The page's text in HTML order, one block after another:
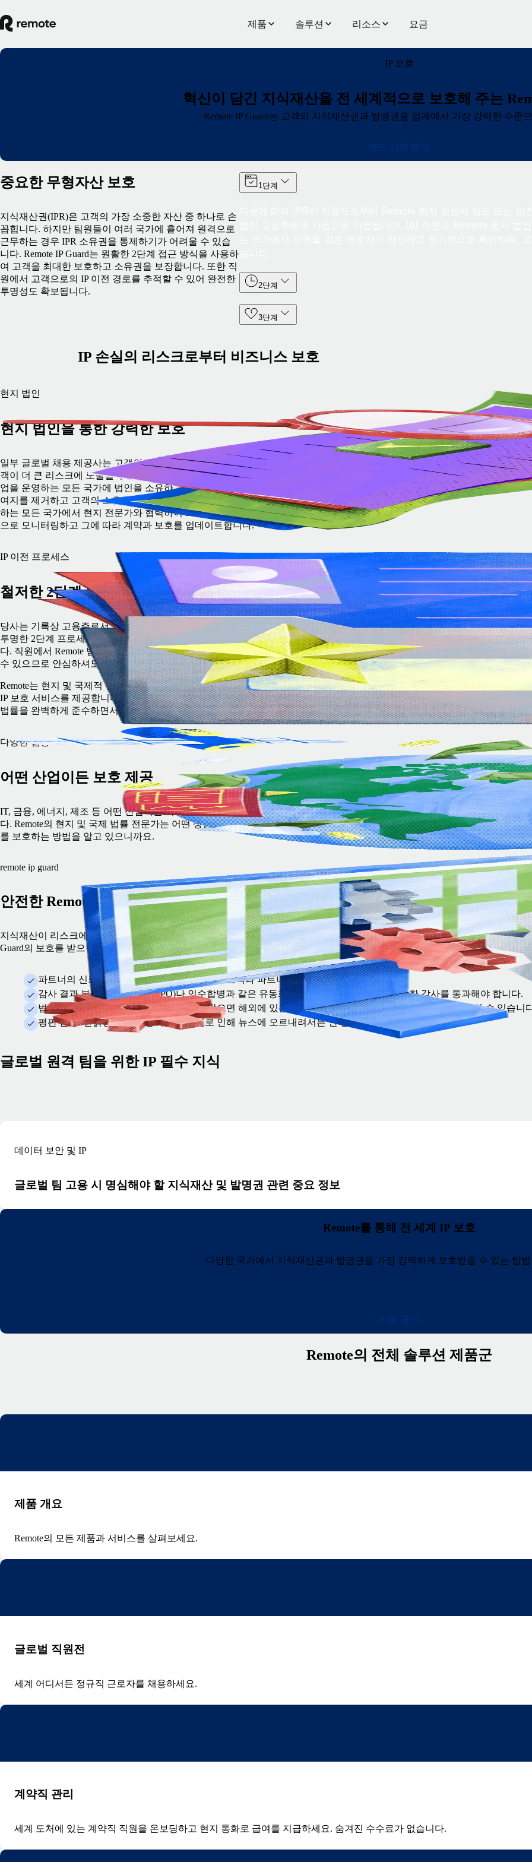
제품 솔루션 리소스 요금
IP 보호
혁신이 담긴 지식재산을 전 세계적으로 보호해 주는
Remote IP Guard는 고객의 지식재산권과 발명권을 업계에서 가장 강력한 수준
데모 시연 예약
중요한 무형자산 보호
지식재산권(IPR)은 고객의 가장 소중한 자산 중 하나로 손
꼽힙니다. 하지만 팀원들이 여러 국가에 흩어져 원격으로
근무하는 경우 IPR 소유권을 통제하기가 어려울 수 있습
니다. Remote IP Guard는 원활한 2단계 접근 방식을 사용하
여 고객을 최대한 보호하고 소유권을 보장합니다. 또한 직
원에서 고객으로의 IP 이전 경로를 추적할 수 있어 완전한
투명성도 확보됩니다.
1단계
2단계
3단계
IP 손실의 리스크로부터 비즈니스 보호
현지 법인
현지 법인을 통한 강력한 보호
일부 글로벌 채용 제공사는 고객의 IP를 자사 파트너에 전달하여 고
객이 더 큰 리스크에 노출될 수 있지만 Remote는 다릅니다. 당사는 사
업을 운영하는 모든 국가에 법인을 소유하고 있어 IP 리스크가 발생할
여지를 제거하고 고객의 소유권을 보장합니다. Remote는 사업을 운영
하는 모든 국가에서 현지 전문가와 협력하여 IP 법률의 변화를 지속적
으로 모니터링하고 그에 따라 계약과 보호를 업데이트합니다.
IP 이전 프로세스
철저한 2단계 이전
당사는 기록상 고용주로서 고객을 대신해 직원을 채용할 때 안전하고
투명한 2단계 프로세스를 통해 고객의 IPR을 고객에게 직접 이전합니
다. 직원에서 Remote 법인, 고객에 이르는 IP 이전 과정을 쉽게 추적할
수 있으므로 안심하셔도 좋습니다.
Remote는 현지 및 국제적 전문성을 바탕으로 모든 국가에서 포괄적인
IP 보호 서비스를 제공합니다. 따라서 고객은 직원이 근무하는 국가의
법률을 완벽하게 준수하면서 IP 소유권을 완전히 확보할 수 있습니다.
다양한 업종
어떤 산업이든 보호 제공
IT, 금융, 에너지, 제조 등 어떤 산업이든 지식재산을 보호해 드립니
다. Remote의 현지 및 국제 법률 전문가는 어떤 상황에서든 기업의 IP
를 보호하는 방법을 알고 있으니까요.
remote ip guard
안전한 Remote IP Guard
지식재산이 리스크에 노출되면 큰 문제가 될 수 있습니다. Remote IP
Guard의 보호를 받으면 이러한 리스크를 감수하지 않아도 됩니다.
파트너의 신뢰: 귀사의 IP 보호 능력을 믿었던 고객과 파트너의 신뢰를 잃을 수 있습니다.
감사 결과 부적합: 기업 공개(IPO)나 인수합병과 같은 유동화를 앞두고서는 IP 소유권에 대한 감사를 통과해야 합니다.
법정 다툼: IP 소유권 관리가 제대로 되지 않으면 해외에 있는 직원이나 계약직을 상대로 법정 다툼에 휘말릴 수 있습니
평판 손상: 진흙탕 법적 공방이나 IP 손실로 인해 뉴스에 오르내려서는 안 될 것입니다.
글로벌 원격 팀을 위한 IP 필수 지식
데이터 보안 및 IP
글로벌 팀 고용 시 명심해야 할 지식재산 및 발명권 관련 중요 정보
Remote를 통해 전 세계 IP 보호
다양한 국가에서 지식재산권과 발명권을 가장 강력하게 보호받을 수 있는 방
지원 국가
Remote의 전체 솔루션 제품군
제품 개요
Remote의 모든 제품과 서비스를 살펴보세요.
글로벌 직원전
세계 어디서든 정규직 근로자를 채용하세요.
계약직 관리
세계 도처에 있는 계약직 직원을 온보딩하고 현지 통화로 급여를 지급하세요. 숨겨진 수수료가 없습니다.